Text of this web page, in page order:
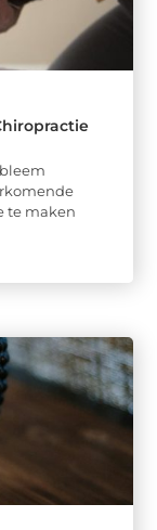
te maken